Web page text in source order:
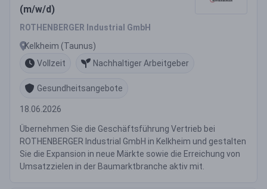
(m/w/d)
ROTHENBERGER Industrial GmbH
Kelkheim (Taunus)
Vollzeit
Nachhaltiger Arbeitgeber
Gesundheitsangebote
18.06.2026
Übernehmen Sie die Geschäftsführung Vertrieb bei
ROTHENBERGER Industrial GmbH in Kelkheim und gestalten
Sie die Expansion in neue Märkte sowie die Erreichung von
Umsatzzielen in der Baumarktbranche aktiv mit.